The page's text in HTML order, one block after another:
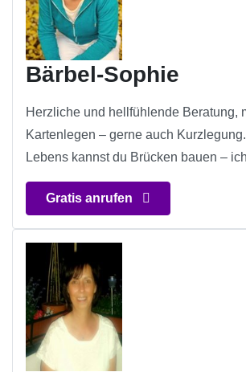
Bärbel-Sophie
Herzliche und hellfühlende Beratung,
Kartenlegen – gerne auch
Lebens kannst du Brücken bauen –
Gratis anrufen